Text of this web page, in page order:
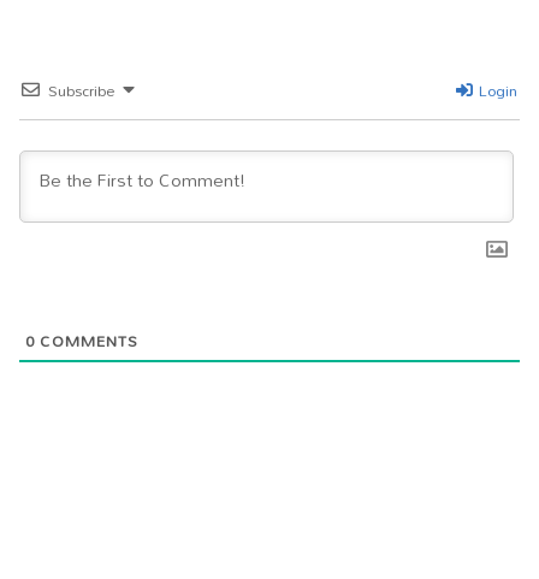
Subscribe Login
0COMMENTS